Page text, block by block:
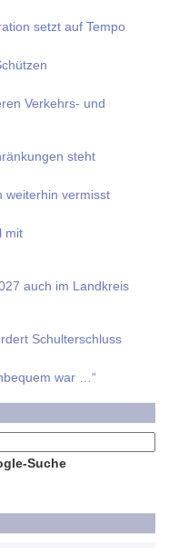
setzt auf Tempo
Verkehrs- und
steht
weiterhin vermisst
mit
auch im Land­kreis
Schulterschluss
war …“
Suche